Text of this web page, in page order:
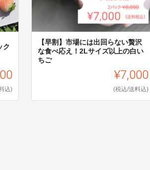
ク
込)
【早割】市場には出回らない贅沢
な食べ応え！2Lサイズ以上の白い
ちご
¥7,000
(税込/送料込)